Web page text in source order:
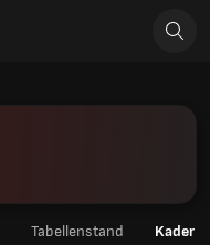
Tabellenstand Kader